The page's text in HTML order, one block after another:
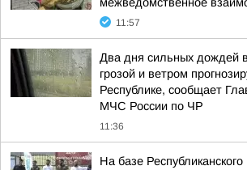
11:57
Два дня сильных дождей
грозой и ветром
Республике, сообщает
МЧС России по ЧР
11:36
На базе Республиканского